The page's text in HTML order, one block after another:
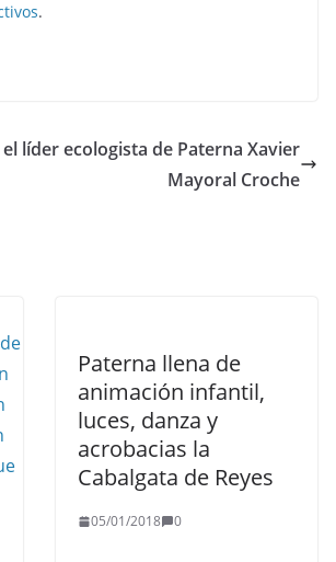
.
el líder ecologista de Paterna Xavier
Mayoral Croche
Paterna llena de
animación infantil,
luces, danza y
acrobacias la
Cabalgata de Reyes
05/01/2018 0